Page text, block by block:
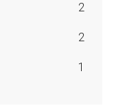
2
2
1